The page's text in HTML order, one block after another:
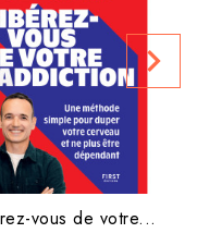
vous de votre...
navigate_next